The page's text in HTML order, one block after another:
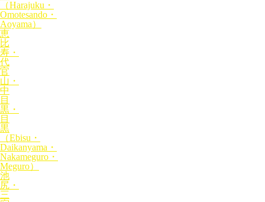
（Harajuku・
Omotesando・
Aoyama）
恵
比
寿・
代
官
山・
中
目
黒・
目
黒
（Ebisu・
Daikanyama・
Nakameguro・
Meguro）
池
尻・
三